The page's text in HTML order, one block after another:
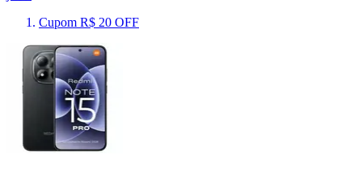
Cupom R$ 20 OFF